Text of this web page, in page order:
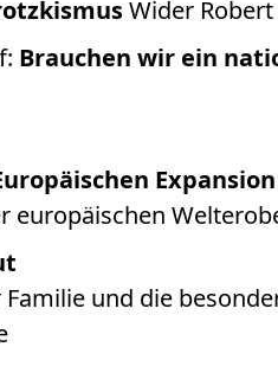
Wider
Brauchen wir ein
Expansion
europäischen
Familie und die